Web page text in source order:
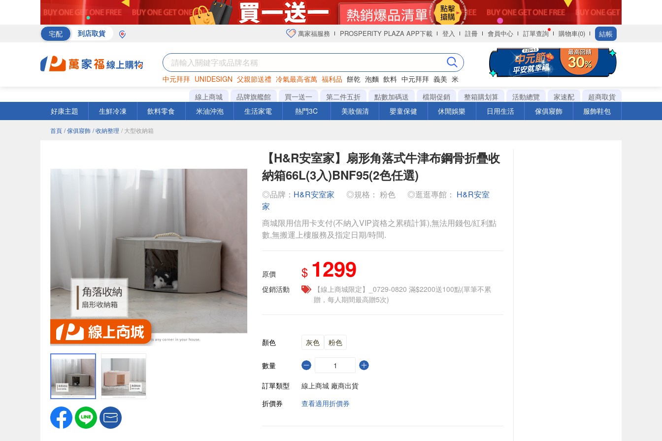
宅配 到店取貨 萬家福服務 PROSPERITY PLAZA APP下載 登入 註冊 會員中心 訂單查詢 購物車(0) 結帳
中元拜拜 UNIDESIGN 父親節送禮 冷氣最高省萬 福利品 餅乾 泡麵 飲料 中元拜拜 義美 米
巧克力 罐頭 衛生紙
線上商城 品牌旗艦館 買一送一 第二件五折 點數加碼送 檔期促銷 整箱購划算 活動總覽 家速配
超商取貨
好康主題
生鮮冷凍 飲料零食 米油沖泡 生活家電 熱門3C 美妝個清 嬰童保健 休閒娛樂 日用生活 傢俱寢飾 服飾鞋包
首頁 / 傢俱寢飾 / 收納整理 / 大型收納箱
【H&R安室家】扇形角落式牛津布鋼骨折疊收
納箱66L(3入)BNF95(2色任選)
◎品牌： H&R安室家 ◎規格： 粉色 ◎逛逛專館： H&R安室
家
商城限用信用卡支付(不納入VIP資格之累積計算),無法用錢包/紅利點
數,無搬運上樓服務及指定日期/時間.
原價 $ 1299
促銷活動
【線上商城限定】_0729-0820 滿$2200送100點(單筆不累
贈，每人期間最高贈5次)
顏色 灰色 粉色
數量
訂單類型
線上商城 廠商出貨
折價券
查看適用折價券